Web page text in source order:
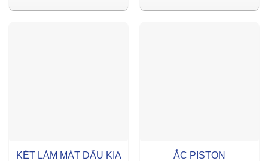
KÉT LÀM MÁT DẦU KIA
ẮC PISTON